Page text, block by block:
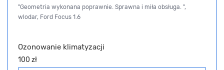
"Geometria wykonana poprawnie. Sprawna i miła obsługa. ",
wlodar, Ford Focus 1.6
Ozonowanie klimatyzacji
100 zł